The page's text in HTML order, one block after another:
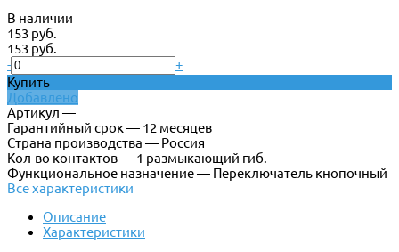
В наличии
153 руб.
153 руб.
-
+
Купить
Добавлено
Артикул —
Гарантийный срок — 12 месяцев
Страна производства — Россия
Кол-во контактов — 1 размыкающий гиб.
Функциональное назначение — Переключатель кнопочный
Все характеристики
Описание
Характеристики